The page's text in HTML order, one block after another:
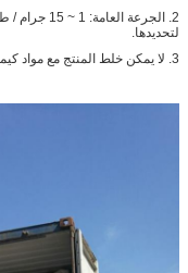
2. الجرعة
لتحديدها.
3. لا يمكن خلط المنتج مع مواد كيميائية أخرى.